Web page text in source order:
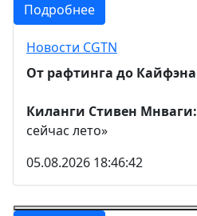
Подробнее
Новости CGTN
От рафтинга до Кайфэна
Киланги Стивен Мнваги:
сейчас лето»
05.08.2026 18:46:42